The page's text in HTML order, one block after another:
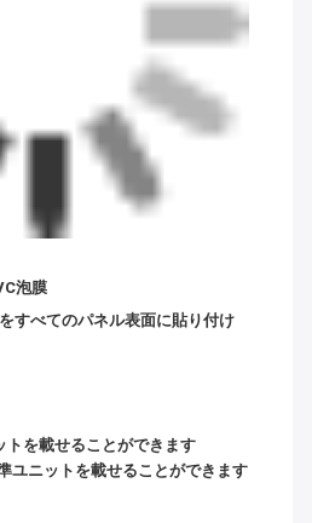
泡膜
すべてのパネル表面に貼り付け
トを載せることができます
ユニットを載せることができます